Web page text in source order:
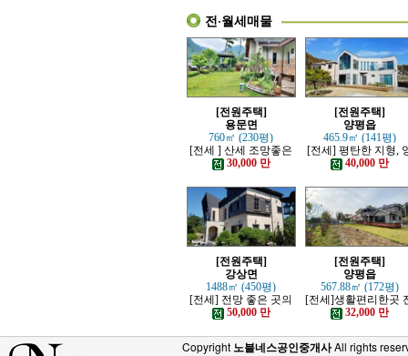
전·월세매물
[전원주택]
용문면
760㎡ (230평)
[전세 ] 산세 조망좋은
정원 예쁜, 단층주택
30,000 만
[전원주택]
양평읍
465.9㎡ (141평)
[전세] 평탄한 지형,
평시내 차량 접근성
수한 전원주택
40,000 만
[전원주택]
강상면
1488㎡ (450평)
[전세] 전망 좋은 곳의
고급 전원주택
50,000 만
[전원주택]
양평읍
567.88㎡ (172평)
[전세]생활편리한곳
망트인 전원주택
32,000 만
Copyright 노블네스공인중개사All rights